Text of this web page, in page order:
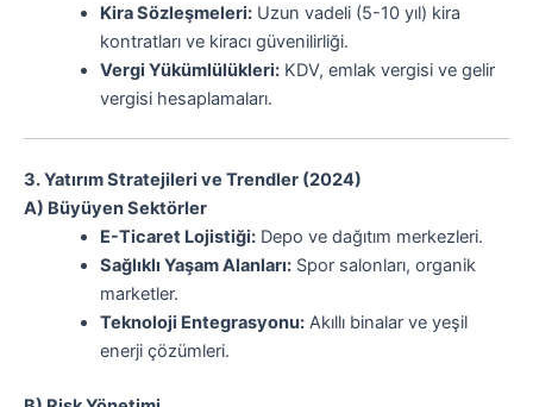
Kira Sözleşmeleri:Uzun vadeli (5-10 yıl) kira
kontratları ve kiracı güvenilirliği.
Vergi Yükümlülükleri:KDV, emlak vergisi ve gelir
vergisi hesaplamaları.
3. Yatırım Stratejileri ve Trendler (2024)
A) Büyüyen Sektörler
E-Ticaret Lojistiği:Depo ve dağıtım merkezleri.
Sağlıklı Yaşam Alanları:Spor salonları, organik
marketler.
Teknoloji Entegrasyonu:Akıllı binalar ve yeşil
enerji çözümleri.